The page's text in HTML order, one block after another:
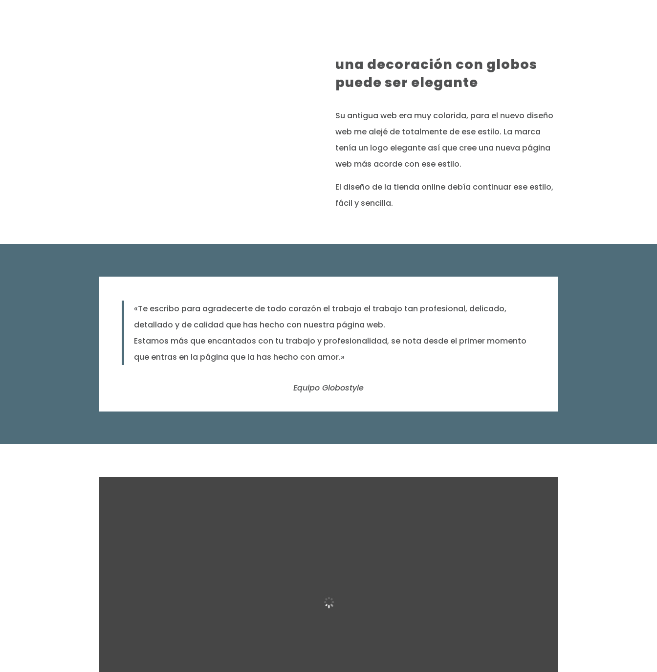
una decoración con globos
puede ser elegante
Su antigua web era muy colorida, para el nuevo diseño
web me alejé de totalmente de ese estilo. La marca
tenía un logo elegante así que cree una nueva página
web más acorde con ese estilo.
El diseño de la tienda online debía continuar ese estilo,
fácil y sencilla.
«Te escribo para agradecerte de todo corazón el trabajo el trabajo tan profesional, delicado,
detallado y de calidad que has hecho con nuestra página web.
Estamos más que encantados con tu trabajo y profesionalidad, se nota desde el primer momento
que entras en la página que la has hecho con amor.»
Equipo Globostyle